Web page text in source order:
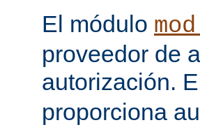
El módulo
proveedor de
autorización.
proporciona